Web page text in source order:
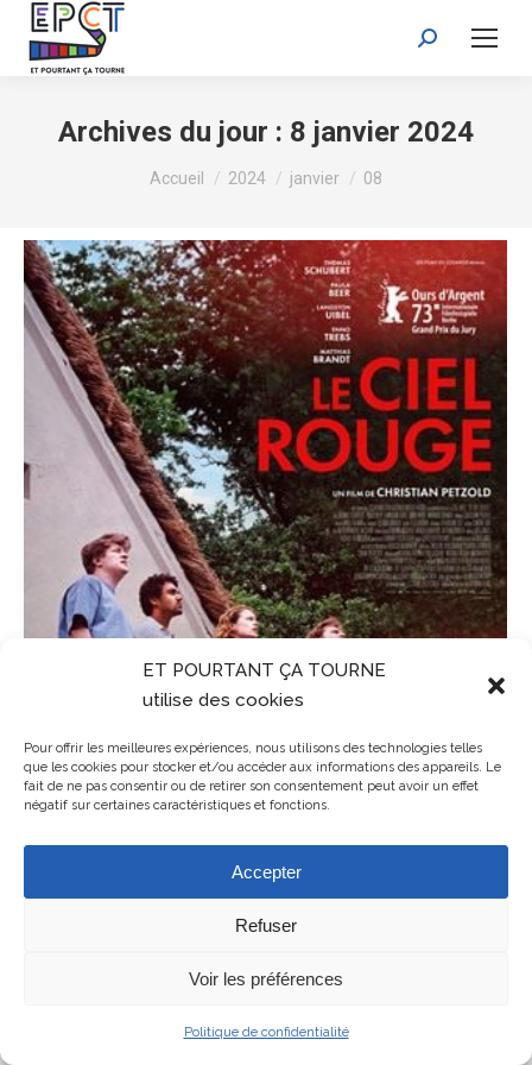
ET POURTANT ÇA TOURNE
utilise des cookies
Pour offrir les meilleures expériences, nous utilisons des technologies telles
que les cookies pour stocker et/ou accéder aux informations des appareils. Le
fait de ne pas consentir ou de retirer son consentement peut avoir un effet
négatif sur certaines caractéristiques et fonctions.
Accepter
Refuser
Voir les préférences
Politique de confidentialité
Recherche
Archives du jour : 8 janvier 2024
Vous êtes ici :
Accueil 2024 janvier 08
ET POURTANT ÇA TOURNE - association de cinéma en Balagne en